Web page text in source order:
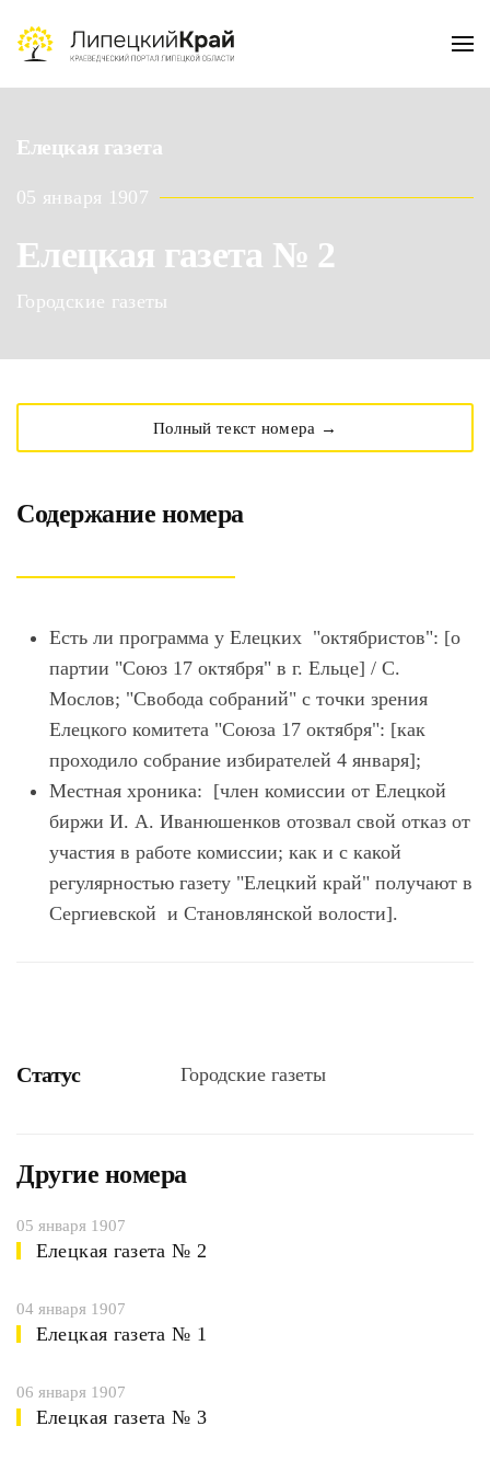
Skip to main content
Елецкая газета
05 января 1907
Елецкая газета № 2
Городские газеты
Полный текст номера →
Содержание номера
Есть ли программа у Елецких "октябристов": [о
партии "Союз 17 октября" в г. Ельце] / С.
Мослов; "Свобода собраний" с точки зрения
Елецкого комитета "Союза 17 октября": [как
проходило собрание избирателей 4 января];
Местная хроника: [член комиссии от Елецкой
биржи И. А. Иванюшенков отозвал свой отказ от
участия в работе комиссии; как и с какой
регулярностью газету "Елецкий край" получают в
Сергиевской и Становлянской волости].
Статус Городские газеты
Другие номера
05 января 1907
Елецкая газета № 2
04 января 1907
Елецкая газета № 1
06 января 1907
Елецкая газета № 3